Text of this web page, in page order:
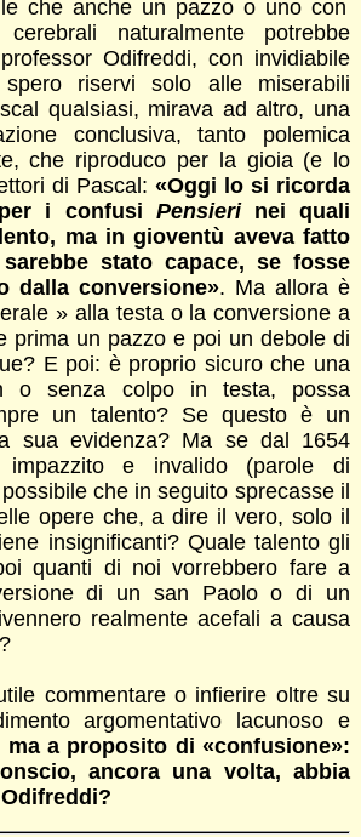
che anche un pazzo o uno con
naturalmente potrebbe
Odifreddi, con invidiabile
riservi solo alle miserabili
qualsiasi, mirava ad altro, una
conclusiva, tanto polemica
che riproduco per la gioia (e lo
di Pascal:«Oggi lo si ricorda
i confusi Pensierinei quali
ma in gioventù aveva fatto
stato capace, se fosse
dalla conversione». Ma allora è
» alla testa o la conversione a
prima un pazzo e poi un debole di
E poi: è proprio sicuro che una
o senza colpo in testa, possa
un talento? Se questo è un
sua evidenza? Ma se dal 1654
e invalido (parole di
che in seguito sprecasse il
opere che, a dire il vero, solo il
insignificanti? Quale talento gli
quanti di noi vorrebbero fare a
di un san Paolo o di un
realmente acefali a causa
commentare o infierire oltre su
argomentativo lacunoso e
ma a proposito di «confusione»:
ancora una volta, abbia